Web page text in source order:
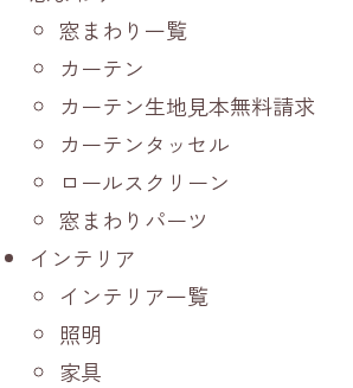
窓まわり一覧
カーテン
カーテン生地見本無料請求
カーテンタッセル
ロールスクリーン
窓まわりパーツ
インテリア
インテリア一覧
照明
家具